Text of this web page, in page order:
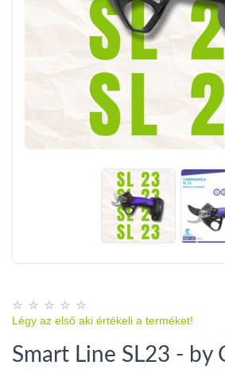
Légy az első aki értékeli a terméket!
Smart Line SL23 - by